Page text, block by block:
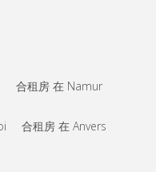
合租房 在 Namur
合租房 在 Anvers